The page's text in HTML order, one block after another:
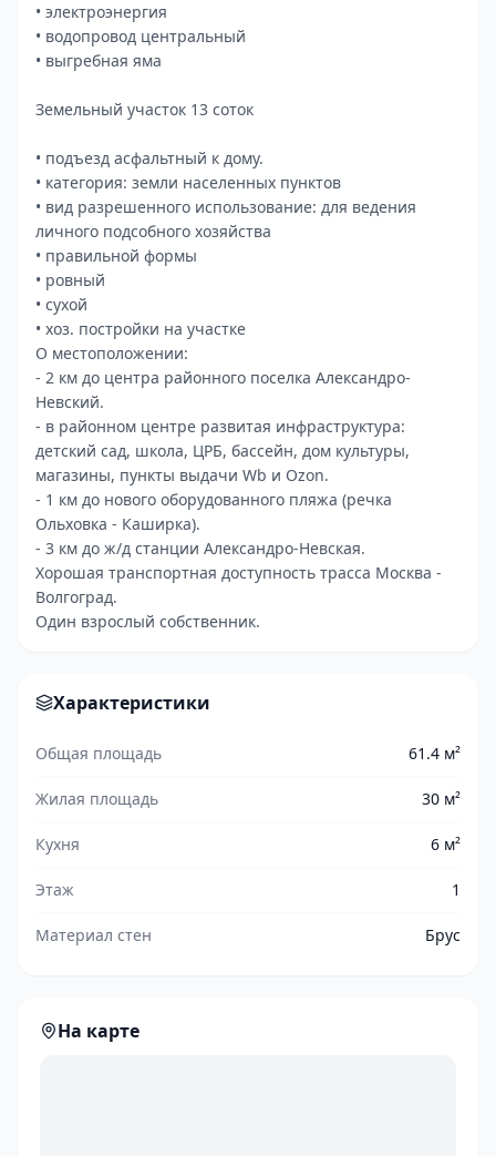
• электроэнергия
• водопровод центральный
• выгребная яма
Земельный участок 13 соток
• подъезд асфальтный к дому.
• категория: земли населенных пунктов
• вид разрешенного использование: для ведения
личного подсобного хозяйства
• правильной формы
• ровный
• сухой
• хоз. постройки на участке
О местоположении:
- 2 км до центра районного поселка Александро-
Невский.
- в районном центре развитая инфраструктура:
детский сад, школа, ЦРБ, бассейн, дом культуры,
магазины, пункты выдачи Wb и Ozon.
- 1 км до нового оборудованного пляжа (речка
Ольховка - Каширка).
- 3 км до ж/д станции Александро-Невская.
Хорошая транспортная доступность трасса Москва -
Волгоград.
Один взрослый собственник.
Характеристики
Общая площадь 61.4 м²
Жилая площадь 30 м²
Кухня 6 м²
Этаж 1
Материал стен Брус
На карте